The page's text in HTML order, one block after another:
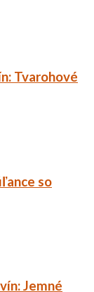
Tvarohové
so
Jemné